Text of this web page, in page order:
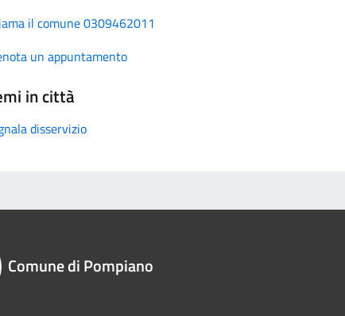
il comune 0309462011
un appuntamento
in città
disservizio
Comune di Pompiano